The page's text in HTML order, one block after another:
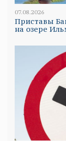
07.08.2026
Приставы
на озере